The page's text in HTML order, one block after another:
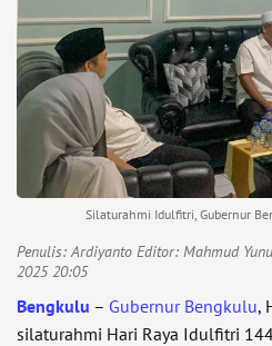
Silaturahmi Idulfitri, Gubernur
Penulis:Ardiyanto Editor: Mahmud
2025 20:05
Bengkulu – Gubernur Bengkulu,
silaturahmi Hari Raya Idulfitri